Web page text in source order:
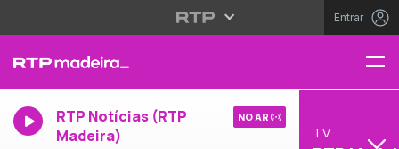
Entrar
RTP Notícias (RTP
Madeira)
NO AR
TV